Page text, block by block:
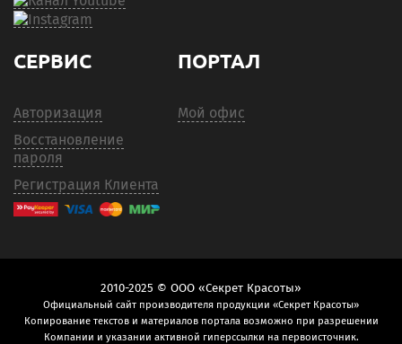
СЕРВИС
Авторизация
Восстановление
пароля
Регистрация Клиента
ПОРТАЛ
Мой офис
2010-2025 © ООО «Секрет Красоты»
Официальный сайт производителя продукции «Секрет Красоты»
Копирование текстов и материалов портала возможно при разрешении
Компании и указании активной гиперссылки на первоисточник.